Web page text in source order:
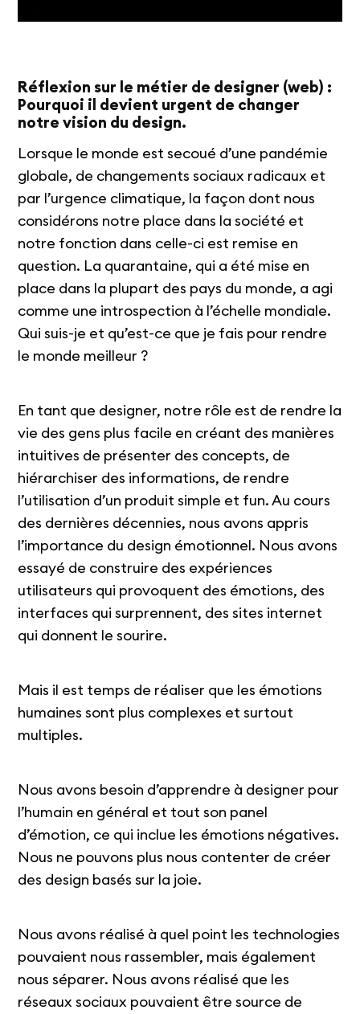
Réflexion sur le métier de designer (web) :
Pourquoi il devient urgent de changer
notre vision du design.
Lorsque le monde est secoué d’une pandémie
globale, de changements sociaux radicaux et
par l’urgence climatique, la façon dont nous
considérons notre place dans la société et
notre fonction dans celle-ci est remise en
question. La quarantaine, qui a été mise en
place dans la plupart des pays du monde, a agi
comme une introspection à l’échelle mondiale.
Qui suis-je et qu’est-ce que je fais pour rendre
le monde meilleur ?
En tant que designer, notre rôle est de rendre la
vie des gens plus facile en créant des manières
intuitives de présenter des concepts, de
hiérarchiser des informations, de rendre
l’utilisation d’un produit simple et fun. Au cours
des dernières décennies, nous avons appris
l’importance du design émotionnel. Nous avons
essayé de construire des expériences
utilisateurs qui provoquent des émotions, des
interfaces qui surprennent, des sites internet
qui donnent le sourire.
Mais il est temps de réaliser que les émotions
humaines sont plus complexes et surtout
multiples.
Nous avons besoin d’apprendre à designer pour
l’humain en général et tout son panel
d’émotion, ce qui inclue les émotions négatives.
Nous ne pouvons plus nous contenter de créer
des design basés sur la joie.
Nous avons réalisé à quel point les technologies
pouvaient nous rassembler, mais également
nous séparer. Nous avons réalisé que les
réseaux sociaux pouvaient être source de